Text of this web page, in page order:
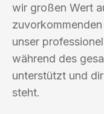
wir großen Wert
unser
während des
unterstützt und
steht.